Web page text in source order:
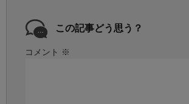
この記事どう思う？
コメント ※